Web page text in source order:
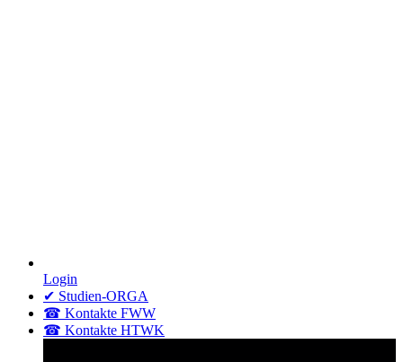
Login
✔ Studien-ORGA
☎ Kontakte FWW
☎ Kontakte HTWK